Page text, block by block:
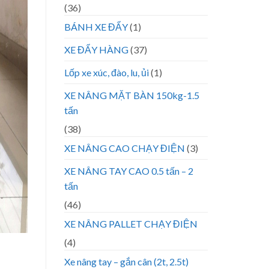
(36)
BÁNH XE ĐẨY(1)
XE ĐẨY HÀNG(37)
Lốp xe xúc, đào, lu, ủi(1)
XE NÂNG MẶT BÀN 150kg-1.5
tấn
(38)
XE NÂNG CAO CHẠY ĐIỆN (3)
XE NÂNG TAY CAO 0.5 tấn – 2
tấn
(46)
XE NÂNG PALLET CHẠY ĐIỆN
(4)
Xe nâng tay – gắn cân (2t, 2.5t)